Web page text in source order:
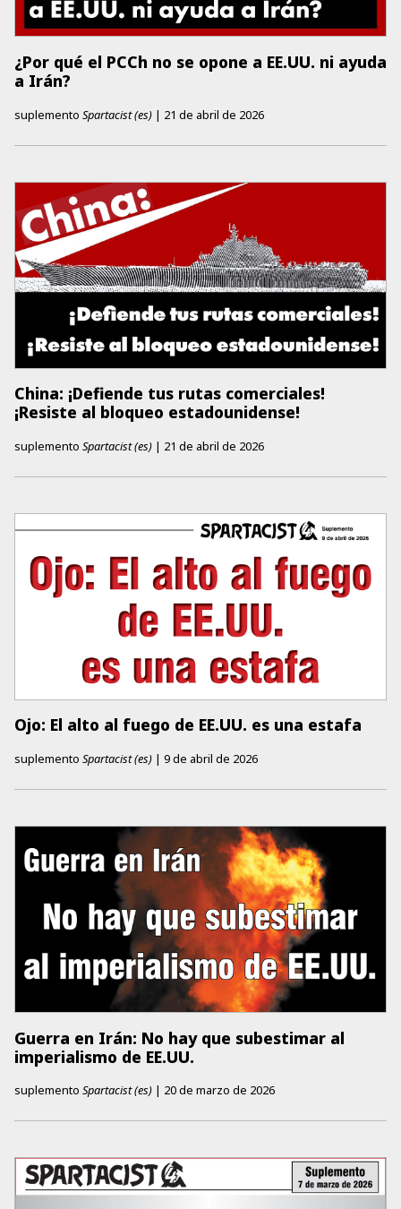
¿Por qué el PCCh no se opone a EE.UU. ni ayuda
a Irán?
suplemento Spartacist (es) | 21 de abril de 2026
China: ¡Defiende tus rutas comerciales!
¡Resiste al bloqueo estadounidense!
suplemento Spartacist (es) | 21 de abril de 2026
Ojo: El alto al fuego de EE.UU. es una estafa
suplemento Spartacist (es) | 9 de abril de 2026
Guerra en Irán: No hay que subestimar al
imperialismo de EE.UU.
suplemento Spartacist (es) | 20 de marzo de 2026